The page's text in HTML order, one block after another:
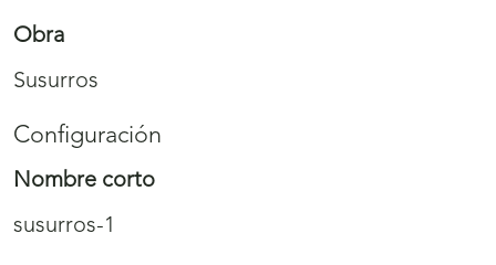
Obra
Susurros
Configuración
Nombre corto
susurros-1